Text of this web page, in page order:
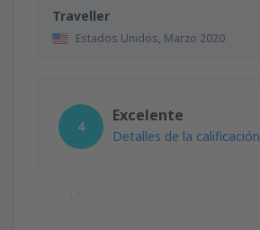
Traveller
Estados Unidos, Marzo 2020
4
Excelente
Detalles de la calificación